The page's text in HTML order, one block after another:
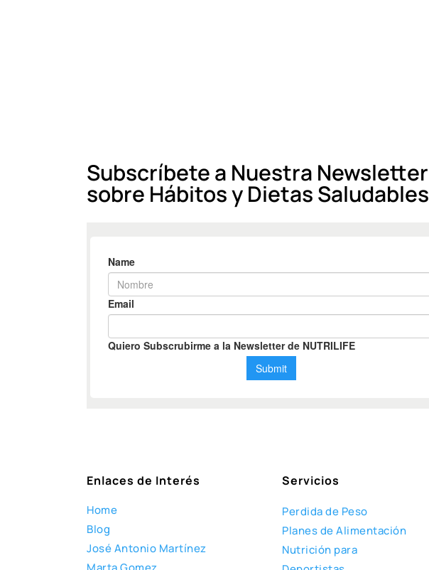
v
e
:
Subscríbete a Nuestra Newsletter
sobre Hábitos y Dietas Saludables
Enlaces de Interés
Home
Blog
José Antonio Martínez
Servicios
Perdida de Peso
Planes de Alimentación
Nutrición para